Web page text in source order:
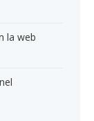
la web